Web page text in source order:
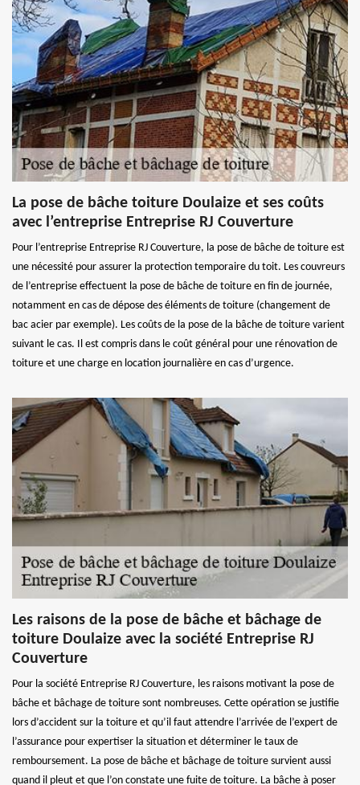
La pose de bâche toiture Doulaize et ses coûts
avec l’entreprise Entreprise RJ Couverture
Pour l’entreprise Entreprise RJ Couverture, la pose de bâche de toiture est
une nécessité pour assurer la protection temporaire du toit. Les couvreurs
de l’entreprise effectuent la pose de bâche de toiture en fin de journée,
notamment en cas de dépose des éléments de toiture (changement de
bac acier par exemple). Les coûts de la pose de la bâche de toiture varient
suivant le cas. Il est compris dans le coût général pour une rénovation de
toiture et une charge en location journalière en cas d’urgence.
Les raisons de la pose de bâche et bâchage de
toiture Doulaize avec la société Entreprise RJ
Couverture
Pour la société Entreprise RJ Couverture, les raisons motivant la pose de
bâche et bâchage de toiture sont nombreuses. Cette opération se justifie
lors d’accident sur la toiture et qu’il faut attendre l’arrivée de l’expert de
l’assurance pour expertiser la situation et déterminer le taux de
remboursement. La pose de bâche et bâchage de toiture survient aussi
quand il pleut et que l’on constate une fuite de toiture. La bâche à poser